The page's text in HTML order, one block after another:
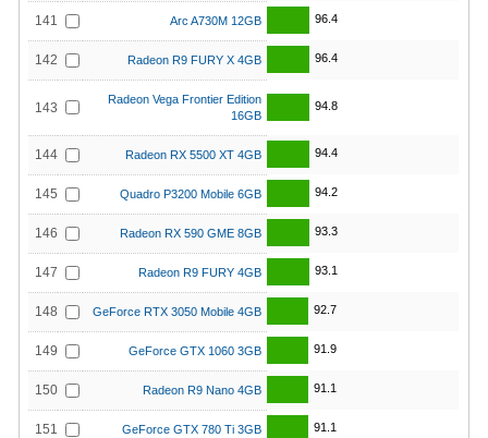
141 Arc A730M 12GB 96.4
142 Radeon R9 FURY X 4GB 96.4
143
Radeon Vega Frontier Edition
16GB
94.8
144 Radeon RX 5500 XT 4GB 94.4
145 Quadro P3200 Mobile 6GB 94.2
146 Radeon RX 590 GME 8GB 93.3
147 Radeon R9 FURY 4GB 93.1
148 GeForce RTX 3050 Mobile 4GB 92.7
149 GeForce GTX 1060 3GB 91.9
150 Radeon R9 Nano 4GB 91.1
151 GeForce GTX 780 Ti 3GB 91.1